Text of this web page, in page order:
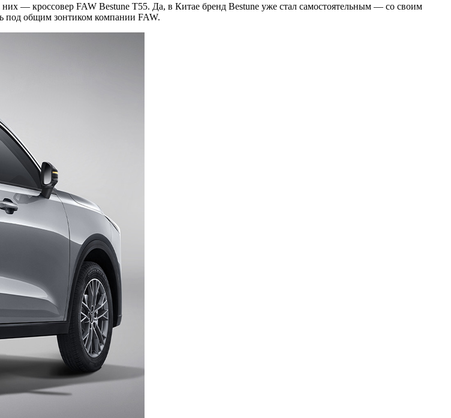
— кроссовер FAW Bestune T55. Да, в Китае бренд Bestune уже стал самостоятельным — со своим
под общим зонтиком компании FAW.